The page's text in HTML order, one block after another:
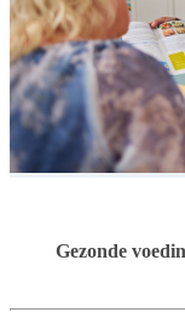
Gezonde